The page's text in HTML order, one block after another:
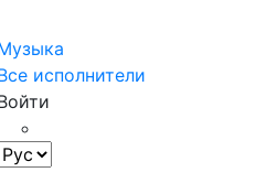
исполнители